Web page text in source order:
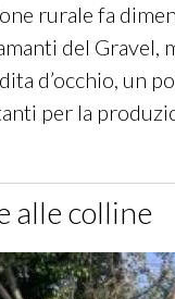
rurale fa
del
d’occhio, un
per la
alle colline